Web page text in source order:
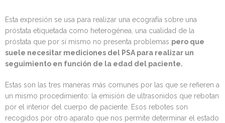
Esta expresión se usa para realizar una ecografía sobre una
próstata etiquetada como heterogénea, una cualidad de la
próstata que por sí mismo no presenta problemas pero que
suele necesitar mediciones del PSA para realizar un
seguimiento en función de la edad del paciente.
Estas son las tres maneras más comunes por las que se refieren a
un mismo procedimiento: la emisión de ultrasonidos que rebotan
por el interior del cuerpo de paciente. Esos rebotes son
recogidos por otro aparato que nos permite determinar el estado